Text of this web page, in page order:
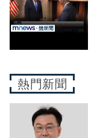
熱門新聞